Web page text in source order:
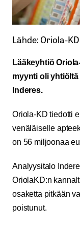
Lähde: Oriola-
Lääkeyhtiö
myynti oli
Inderes.
Oriola-KD tiedotti
venäläiselle
on 56 miljoonaa
Analyysitalo
OriolaKD:n
osaketta pitkään
poistunut.